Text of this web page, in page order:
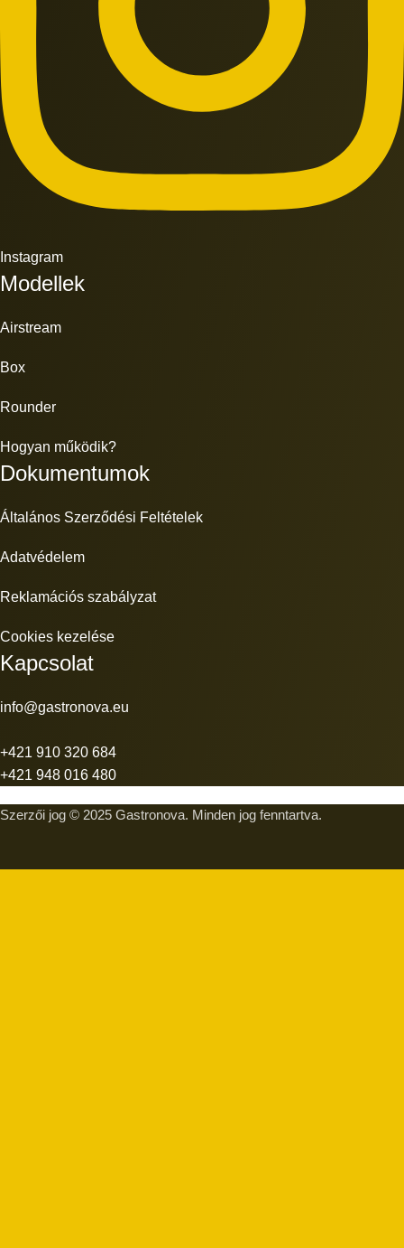
Instagram
Modellek
Airstream
Box
Rounder
Hogyan működik?
Dokumentumok
Általános Szerződési Feltételek
Adatvédelem
Reklamációs szabályzat
Cookies kezelése
Kapcsolat
info@gastronova.eu
+421 910 320 684
+421 948 016 480
Szerzői jog © 2025 Gastronova. Minden jog fenntartva.